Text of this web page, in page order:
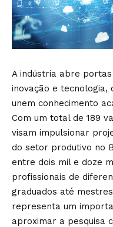
A indústria abre
inovação e tecnologia,
unem conhecimento
Com um total de 189
visam impulsionar
do setor produtivo no
entre dois mil e doze
profissionais de
graduados até
representa um
aproximar a pesquisa